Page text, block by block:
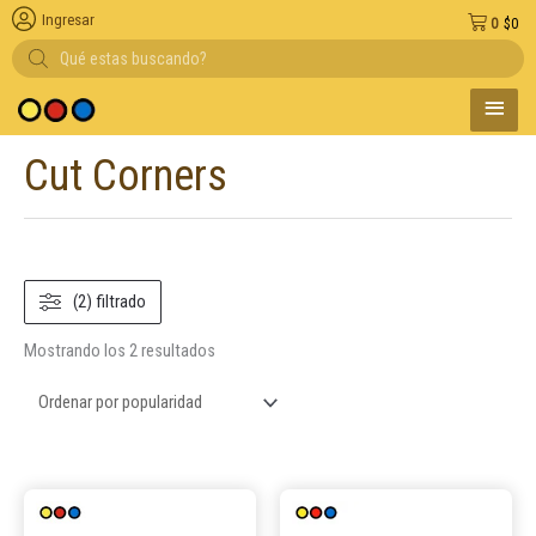
Búsqueda
de
productos
Entregas en el
$0
0
Ingresar
MENÚ
Cut Corners
(2) filtrado
Mostrando los 2 resultados
Ordenado
por